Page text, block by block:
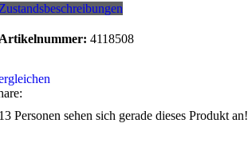
4118508
Personen sehen sich gerade dieses Produkt an!